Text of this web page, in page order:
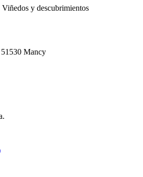
Viñedos y descubrimientos
Mancy